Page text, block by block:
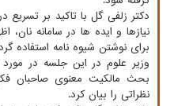
دکتر زلفی گل با تاکید بر تسریع
نیازها و ایده ها در سامانه نان،
برای نوشتن شیوه نامه استفاده
وزیر علوم در این جلسه در
بحث مالکیت معنوی صاحبان
نظراتی را بیان کرد.